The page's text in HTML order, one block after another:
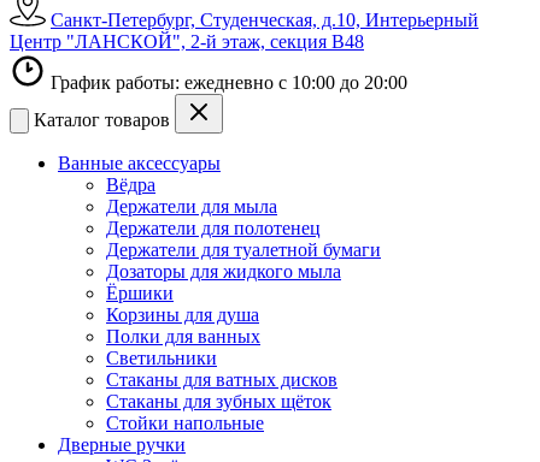
Санкт-Петербург, Студенческая, д.10, Интерьерный
Центр "ЛАНСКОЙ", 2-й этаж, секция В48
График работы: ежедневно с 10:00 до 20:00
Каталог товаров
Ванные аксессуары
Вёдра
Держатели для мыла
Держатели для полотенец
Держатели для туалетной бумаги
Дозаторы для жидкого мыла
Ёршики
Корзины для душа
Полки для ванных
Светильники
Стаканы для ватных дисков
Стаканы для зубных щёток
Стойки напольные
Дверные ручки